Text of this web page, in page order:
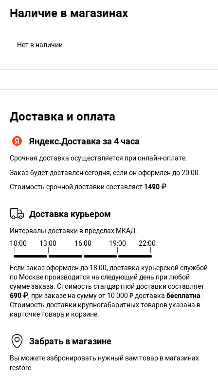
Наличие в магазинах
Нет в наличии
Доставка и оплата
Яндекс.Доставка за 4 часа
Срочная доставка осуществляется при онлайн-оплате.
Заказ будет доставлен сегодня, если он оформлен до 20:00.
Стоимость срочной доставки составляет 1490 ₽.
Доставка курьером
Интервалы доставки в пределах МКАД:
10:00
13:00 16:00 19:00 22:00
Если заказ оформлен до 18:00, доставка курьерской службой
по Москве производится на следующий день при любой
сумме заказа. Cтоимость стандартной доставки составляет
690 ₽, при заказе на сумму от 10 000 ₽ доставка бесплатна.
Стоимость доставки крупногабаритных товаров указана в
карточке товара и корзине.
Забрать в магазине
Вы можете забронировать нужный вам товар в магазинах
restore:.